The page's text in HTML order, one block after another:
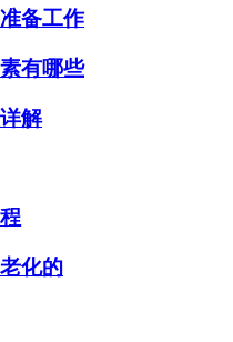
备工作
有哪些
解
化的